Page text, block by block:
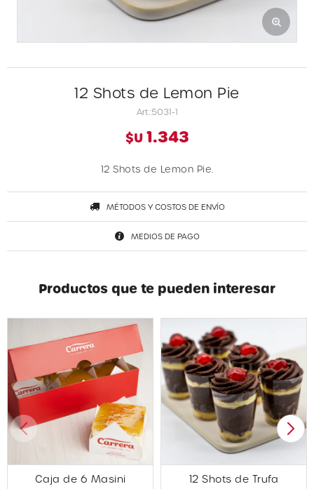
12 Shots de Lemon Pie
5031-1
$U 1.343
12 Shots de Lemon Pie.
MÉTODOS Y COSTOS DE ENVÍO
MEDIOS DE PAGO
Productos que te pueden interesar
Caja de 6 Masini 12 Shots de Trufa